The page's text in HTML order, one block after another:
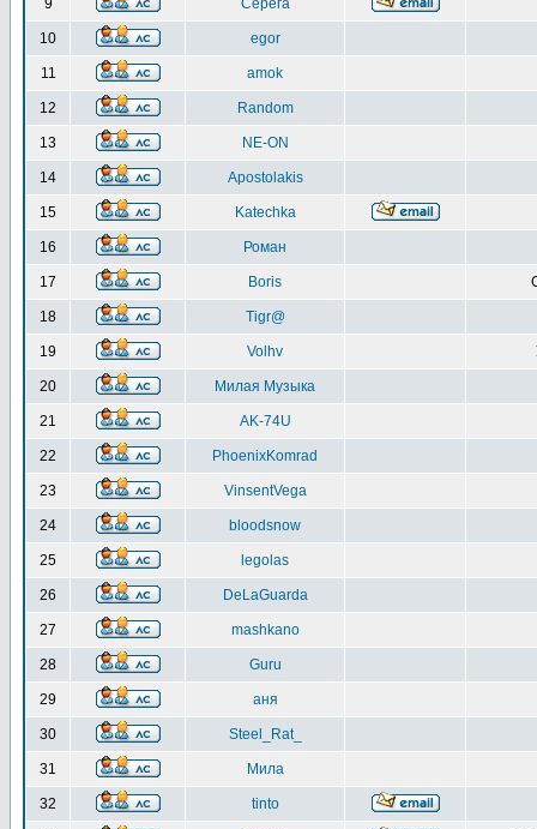
9 Серёга
10 egor
11 amok
12 Random
13 NE-ON
14 Apostolakis
15 Katechka
16 Роман
17 Boris
18 Tigr@
19 Volhv
20 Милая Музыка
21 AK-74U
22 PhoenixKomrad
23 VinsentVega
24 bloodsnow
25 legolas
26 DeLaGuarda
27 mashkano
28 Guru
29 аня
30 Steel_Rat_
31 Мила
32 tinto